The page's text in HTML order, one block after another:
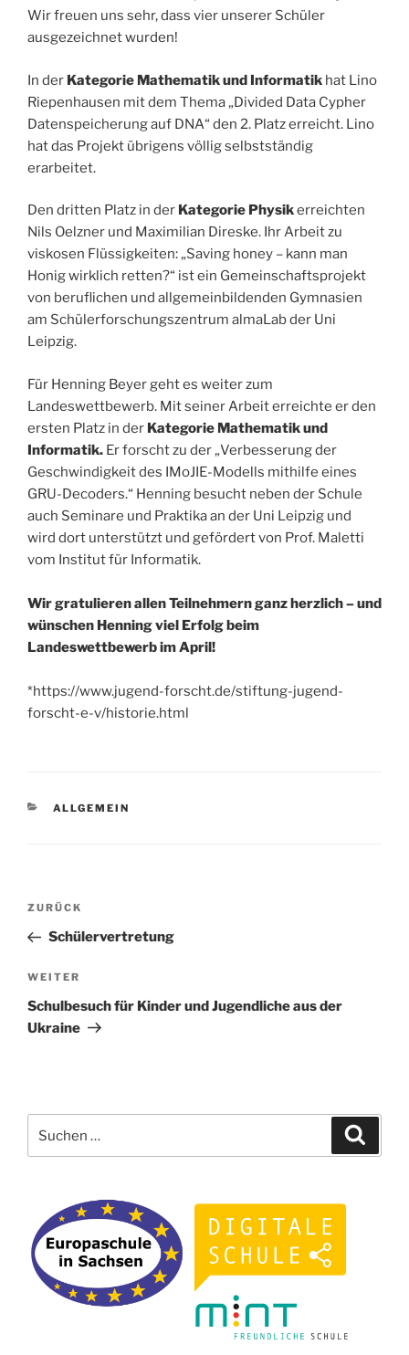
Wir freuen uns sehr, dass vier unserer Schüler
ausgezeichnet wurden!
In der Kategorie Mathematik und Informatik hat Lino
Riepenhausen mit dem Thema „Divided Data Cypher
Datenspeicherung auf DNA“ den 2. Platz erreicht. Lino
hat das Projekt übrigens völlig selbstständig
erarbeitet.
Den dritten Platz in der Kategorie Physikerreichten
Nils Oelzner und Maximilian Direske. Ihr Arbeit zu
viskosen Flüssigkeiten: „Saving honey – kann man
Honig wirklich retten?“ ist ein Gemeinschaftsprojekt
von beruflichen und allgemeinbildenden Gymnasien
am Schülerforschungszentrum almaLab der Uni
Leipzig.
Für Henning Beyer geht es weiter zum
Landeswettbewerb. Mit seiner Arbeit erreichte er den
ersten Platz in der Kategorie Mathematik und
Informatik. Er forscht zu der „Verbesserung der
Geschwindigkeit des IMoJIE-Modells mithilfe eines
GRU-Decoders.“ Henning besucht neben der Schule
auch Seminare und Praktika an der Uni Leipzig und
wird dort unterstützt und gefördert von Prof. Maletti
vom Institut für Informatik.
Wir gratulieren allen Teilnehmern ganz herzlich – und
wünschen Henning viel Erfolg beim
Landeswettbewerb im April!
*https://www.jugend-forscht.de/stiftung-jugend-
forscht-e-v/historie.html
KATEGORIEN
ALLGEMEIN
Beitragsnavigation
Vorheriger
Beitrag
ZURÜCK
Schülervertretung
Nächster
Beitrag
WEITER
Schulbesuch für Kinder und Jugendliche aus der
Ukraine
nach: